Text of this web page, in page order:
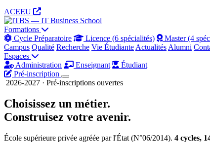
ACEEU
Formations
Cycle Préparatoire
Licence (6 spécialités) Master (4
Campus Qualité Recherche Vie Étudiante Actualités Alumni
Espaces
Administration
Enseignant
Étudiant
Pré-inscription
2026-2027 · Pré-inscriptions ouvertes
Choisissez un métier.
Construisez votre avenir.
École supérieure privée agréée par l'État (N°06/2014). 4 cycles,